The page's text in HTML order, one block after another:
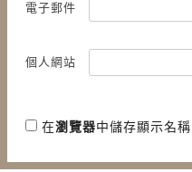
電子郵件
個人網站
在瀏覽器中儲存顯示名